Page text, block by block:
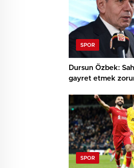
SPOR
Dursun Özbek:
gayret etmek
SPOR